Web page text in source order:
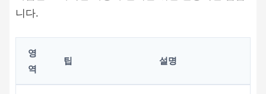
니다.
영
역
팁 설명